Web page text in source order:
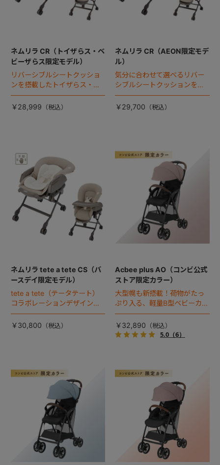
ネムリラ CR（トイザらス・ベ
ビーザらス限定モデル）
リバーシブルシートクッショ
ンを搭載したトイザらス・ベ
ビーザらス限定モデル。
￥28,999
ネムリラ CR（AEON限定モデ
ル）
気分に合わせて選べるリバー
シブルシートクッションを搭
載。
￥29,700
ネムリラ tete a tete CS（バ
ースデイ限定モデル）
tete a tete（テータテート）
コラボレーションデザインの
バースデイ限定モデル。
￥30,800
Acbee plus AO（コンビ公式
ストア限定カラー）
大型幌も新搭載！荷物がたっ
ぷり入る、軽量B型ベビーカー
のコンビ公式ストア限定カラ
ー（2023年モデル）。
￥32,890
5.0（6）